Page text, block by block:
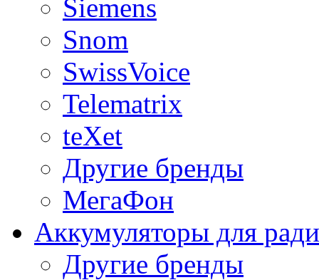
Siemens
Snom
SwissVoice
Telematrix
teXet
Другие бренды
МегаФон
Аккумуляторы для
Другие бренды